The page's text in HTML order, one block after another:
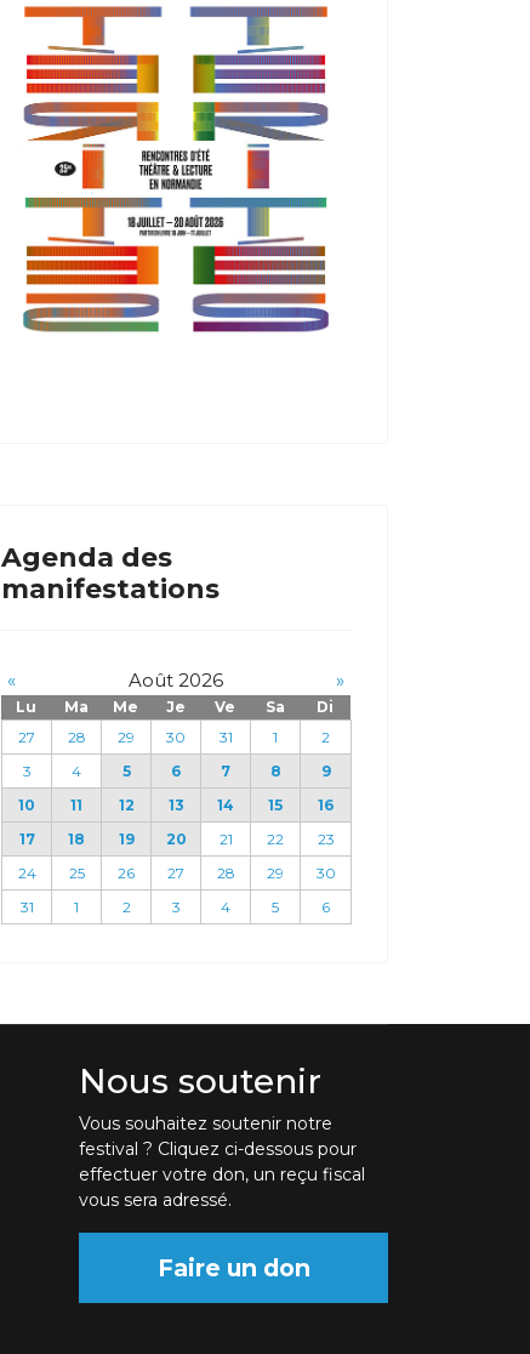
Agenda des
manifestations
« Août 2026 »
Lu Ma Me Je Ve Sa
Di
27
28 29 30 31 1
2
3
4 5 6 7 8
9
10
11 12 13 14 15
16
17
18 19 20 21 22
23
24
25 26 27 28 29
30
31
1 2 3 4 5 6
Nous soutenir
Vous souhaitez soutenir notre
festival ? Cliquez ci-dessous pour
effectuer votre don, un reçu fiscal
vous sera adressé.
Faire un don